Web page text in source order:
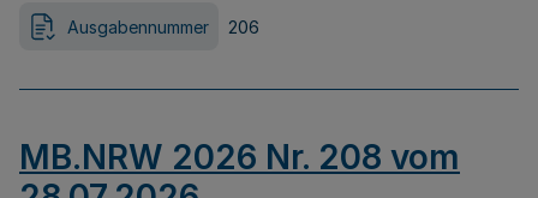
Ausgabennummer 206
MB.NRW 2026 Nr. 208 vom